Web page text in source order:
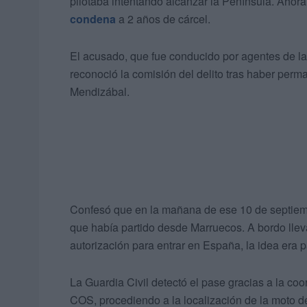
condena a 2 años de cárcel.
El acusado, que fue conducido por agentes de
reconoció la comisión del delito tras haber
Mendizábal.
Confesó que en la mañana de ese 10 de
que había partido desde Marruecos. A bordo
autorización para entrar en España, la idea era
La Guardia Civil detectó el pase gracias a la
COS, procediendo a la localización de la moto